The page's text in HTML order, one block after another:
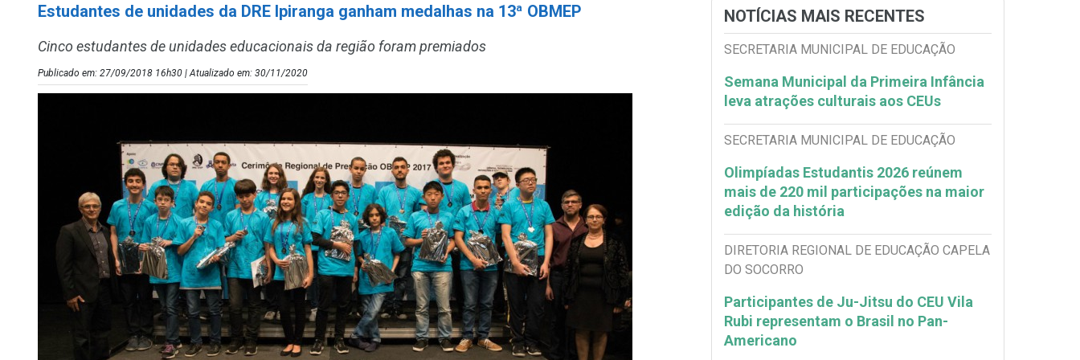
Estudantes de unidades da DRE Ipiranga ganham medalhas na 13ª OBMEP
Cinco estudantes de unidades educacionais da região foram premiados
Publicado em: 27/09/2018 16h30 | Atualizado em: 30/11/2020
NOTÍCIAS MAIS RECENTES
SECRETARIA MUNICIPAL DE EDUCAÇÃO
Semana Municipal da Primeira Infância
leva atrações culturais aos CEUs
SECRETARIA MUNICIPAL DE EDUCAÇÃO
Olimpíadas Estudantis 2026 reúnem
mais de 220 mil participações na maior
edição da história
DIRETORIA REGIONAL DE EDUCAÇÃO CAPELA
DO SOCORRO
Participantes de Ju-Jitsu do CEU Vila
Rubi representam o Brasil no Pan-
Americano